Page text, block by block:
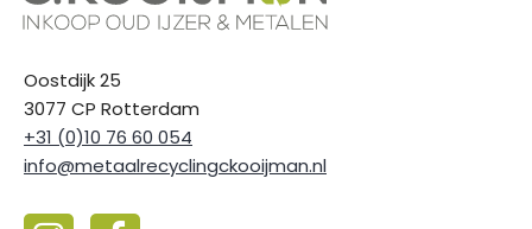
Oostdijk 25
3077 CP Rotterdam
+31 (0)10 76 60 054
info@metaalrecyclingckooijman.nl